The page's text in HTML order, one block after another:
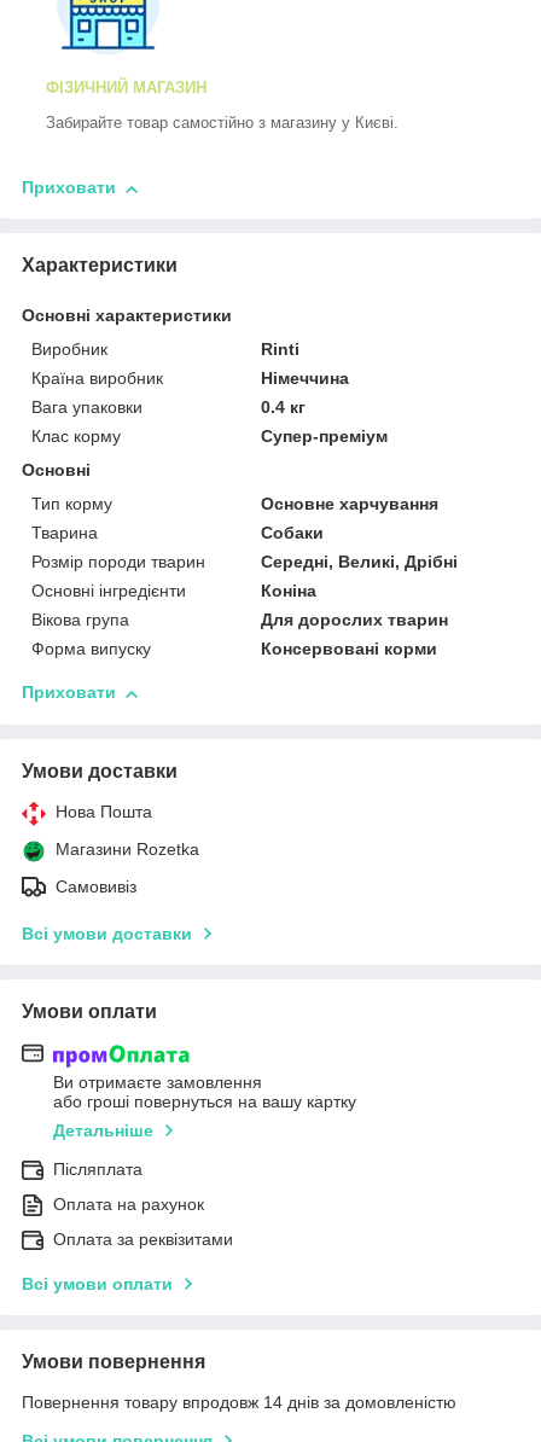
ФІЗИЧНИЙ МАГАЗИН
Забирайте товар самостійно з магазину у Києві.
Приховати
Характеристики
Основні характеристики
Виробник
Rinti
Країна виробник
Німеччина
Вага упаковки
0.4 кг
Клас корму
Супер-преміум
Основні
Тип корму
Основне харчування
Тварина
Собаки
Розмір породи тварин
Середні, Великі, Дрібні
Основні інгредієнти
Коніна
Вікова група
Для дорослих тварин
Форма випуску
Консервовані корми
Приховати
Умови доставки
Нова Пошта
Магазини Rozetka
Самовивіз
Всі умови доставки
Умови оплати
Ви отримаєте замовлення
або гроші повернуться на вашу картку
Детальніше
Післяплата
Оплата на рахунок
Оплата за реквізитами
Всі умови оплати
Умови повернення
Повернення товару впродовж 14 днів за домовленістю